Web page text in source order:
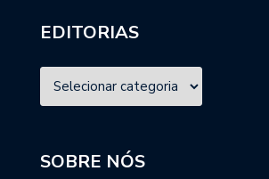
EDITORIAS
SOBRE NÓS